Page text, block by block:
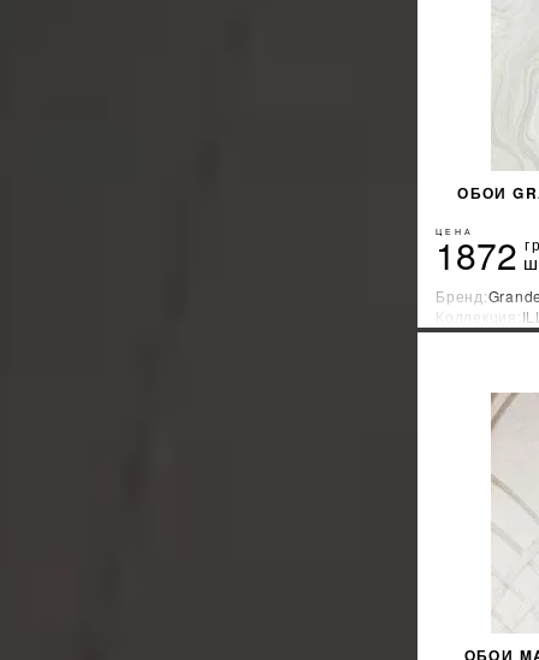
ОБОИ
ЦЕНА
1872
Бренд:
Коллекция:
Страна-
ОБОИ